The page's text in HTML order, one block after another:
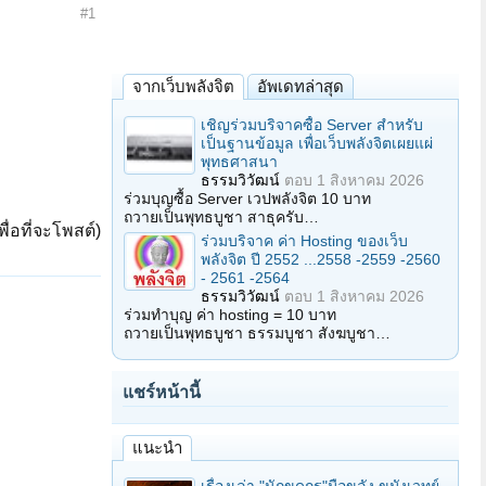
#1
อที่จะโพสต์)
จากเว็บพลังจิต อัพเดทล่าสุด
เชิญร่วมบริจาคซื้อ Server สำหรับ
เป็นฐานข้อมูล เพื่อเว็บพลังจิตเผยแผ่
พุทธศาสนา
ธรรมวิวัฒน์ ตอบ 1 สิงหาคม 2026
ร่วมบุญซื้อ Server เวปพลังจิต 10 บาท
ถวายเป็นพุทธบูชา สาธุครับ…
ร่วมบริจาค ค่า Hosting ของเว็บ
พลังจิต ปี 2552 ...2558 -2559 -2560
- 2561 -2564
ธรรมวิวัฒน์ ตอบ 1 สิงหาคม 2026
ร่วมทำบุญ ค่า hosting = 10 บาท
ถวายเป็นพุทธบูชา ธรรมบูชา สังฆบูชา…
แชร์หน้านี้
แนะนำ